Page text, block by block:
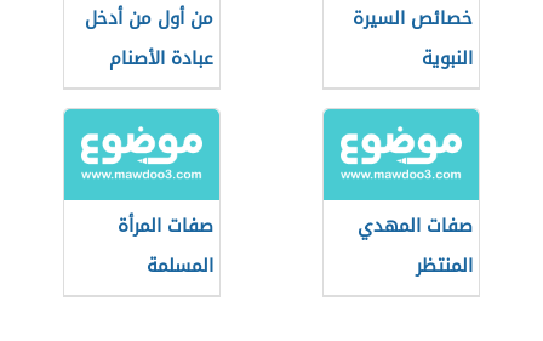
خصائص السيرة
النبوية
من أول من أدخل
عبادة الأصنام
صفات المهدي
المنتظر
صفات المرأة
المسلمة